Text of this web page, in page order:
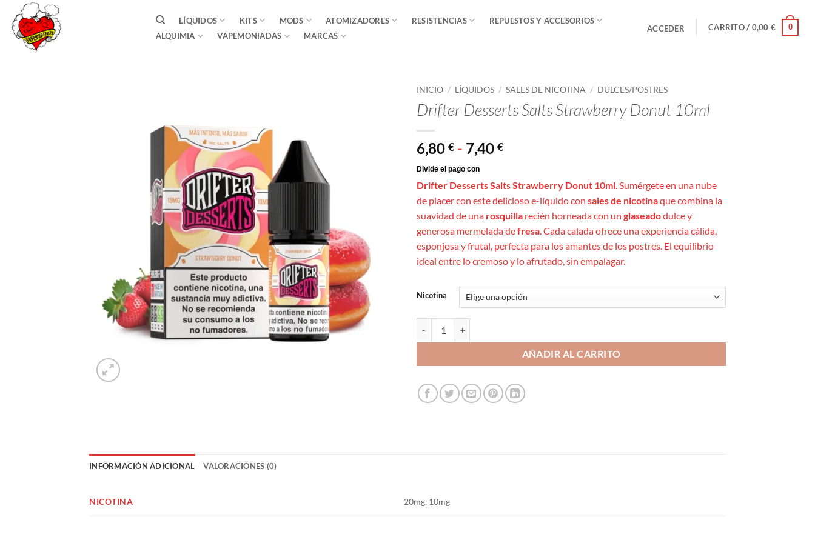
Saltar
contenido
LÍQUIDOS KITS MODS ATOMIZADORES RESISTENCIAS
REPUESTOS Y ACCESORIOS
ALQUIMIA
VAPEMONIADAS MARCAS
ACCEDER CARRITO / 0,00 € 0
INICIO / LÍQUIDOS / SALES DE NICOTINA / DULCES/POSTRES
Drifter Desserts Salts Strawberry Donut 10ml
6,80 € - 7,40 €Rango
desde
6,80 €
hasta
7,40 €
Drifter Desserts Salts Strawberry Donut 10ml . Sumérgete en una nube
de placer con este delicioso e-líquido con sales de nicotinaque combina la
suavidad de una rosquilla recién horneada con un glaseadodulce y
generosa mermelada defresa . Cada calada ofrece una experiencia cálida,
esponjosa y frutal, perfecta para los amantes de los postres. El equilibrio
ideal entre lo cremoso y lo afrutado, sin empalagar.
Nicotina
AÑADIR AL CARRITO
INFORMACIÓN ADICIONAL VALORACIONES (0)
NICOTINA 20mg, 10mg